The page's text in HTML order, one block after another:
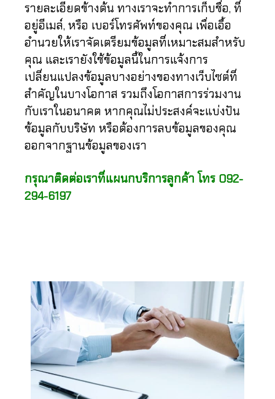
รายละเอียดข้างต้น ทางเราจะทำการเก็บชื่อ, ที่
อยู่อีเมล์, หรือ เบอร์โทรศัพท์ของคุณ เพื่อเอื้อ
อำนวยให้เราจัดเตรียมข้อมูลที่เหมาะสมสำหรับ
คุณ และเรายังใช้ข้อมูลนี้ในการแจ้งการ
เปลี่ยนแปลงข้อมูลบางอย่างของทางเว็บไซต์ที่
สำคัญในบางโอกาส รวมถึงโอกาสการร่วมงาน
กับเราในอนาคต หากคุณไม่ประสงค์จะแบ่งปัน
ข้อมูลกับบริษัท หรือต้องการลบข้อมูลของคุณ
ออกจากฐานข้อมูลของเรา
กรุณาติดต่อเราที่แผนกบริการลูกค้า โทร 092-
294-6197